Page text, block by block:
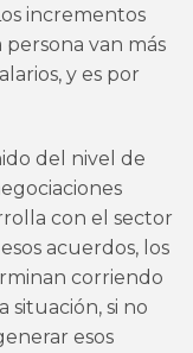
incrementos
van más
y es por
del nivel de
con el sector
acuerdos, los
corriendo
situación, si no
esos